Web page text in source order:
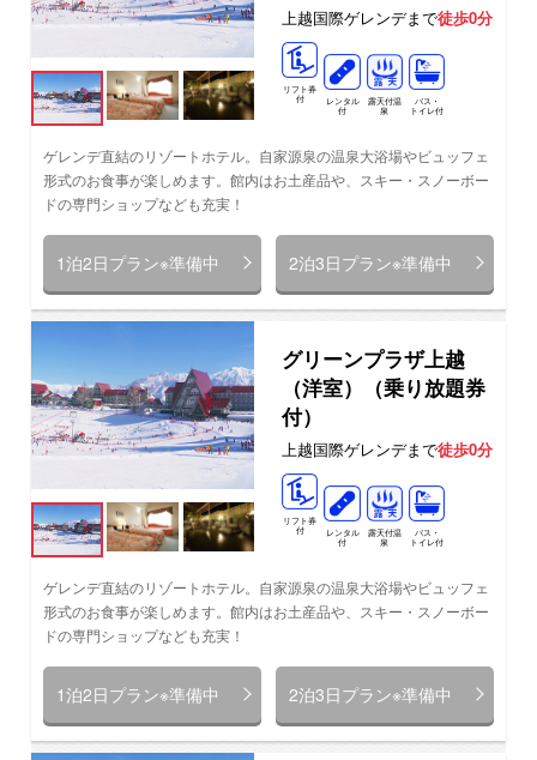
上越国際ゲレンデまで徒歩0分
リフト券
付
レンタル
付
露天付温
泉
バス・
トイレ付
ゲレンデ直結のリゾートホテル。自家源泉の温泉大浴場やビュッフェ
形式のお食事が楽しめます。館内はお土産品や、スキー・スノーボー
ドの専門ショップなども充実！
1泊2日プラン※準備中 2泊3日プラン※準備中
グリーンプラザ上越
（洋室）（乗り放題券
付）
上越国際ゲレンデまで徒歩0分
リフト券
付
レンタル
付
露天付温
泉
バス・
トイレ付
ゲレンデ直結のリゾートホテル。自家源泉の温泉大浴場やビュッフェ
形式のお食事が楽しめます。館内はお土産品や、スキー・スノーボー
ドの専門ショップなども充実！
1泊2日プラン※準備中 2泊3日プラン※準備中